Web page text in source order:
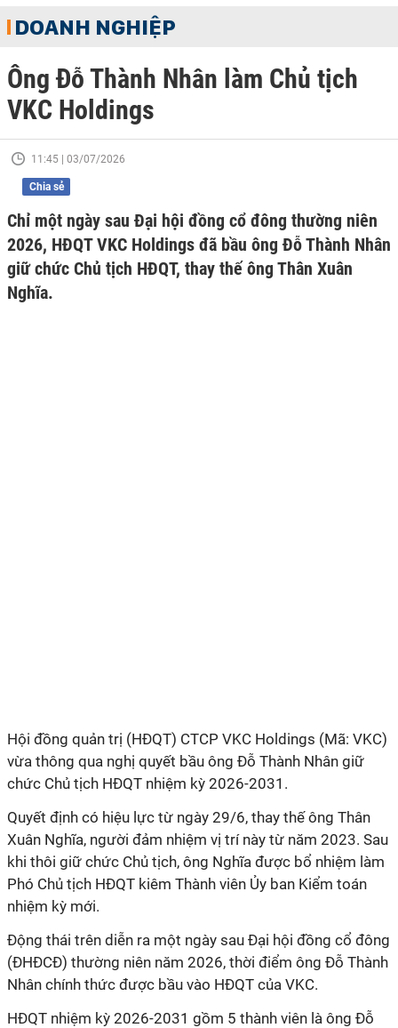
DOANH NGHIỆP
Ông Đỗ Thành Nhân làm Chủ tịch
VKC Holdings
11:45 | 03/07/2026
Chia sẻ
Chỉ một ngày sau Đại hội đồng cổ đông thường niên
2026, HĐQT VKC Holdings đã bầu ông Đỗ Thành Nhân
giữ chức Chủ tịch HĐQT, thay thế ông Thân Xuân
Nghĩa.
Hội đồng quản trị (HĐQT) CTCP VKC Holdings (Mã: VKC)
vừa thông qua nghị quyết bầu ông Đỗ Thành Nhân giữ
chức Chủ tịch HĐQT nhiệm kỳ 2026-2031.
Quyết định có hiệu lực từ ngày 29/6, thay thế ông Thân
Xuân Nghĩa, người đảm nhiệm vị trí này từ năm 2023. Sau
khi thôi giữ chức Chủ tịch, ông Nghĩa được bổ nhiệm làm
Phó Chủ tịch HĐQT kiêm Thành viên Ủy ban Kiểm toán
nhiệm kỳ mới.
Động thái trên diễn ra một ngày sau Đại hội đồng cổ đông
(ĐHĐCĐ) thường niên năm 2026, thời điểm ông Đỗ Thành
Nhân chính thức được bầu vào HĐQT của VKC.
HĐQT nhiệm kỳ 2026-2031 gồm 5 thành viên là ông Đỗ